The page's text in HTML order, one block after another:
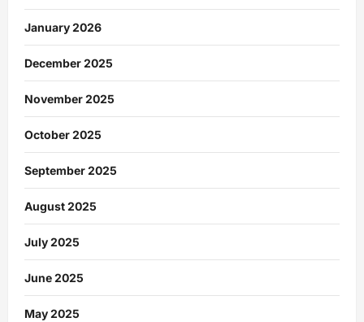
January 2026
December 2025
November 2025
October 2025
September 2025
August 2025
July 2025
June 2025
May 2025